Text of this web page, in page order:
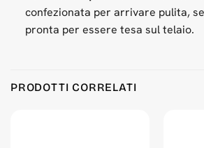
confezionata per arrivare pulita,
pronta per essere tesa sul telaio.
PRODOTTI CORRELATI